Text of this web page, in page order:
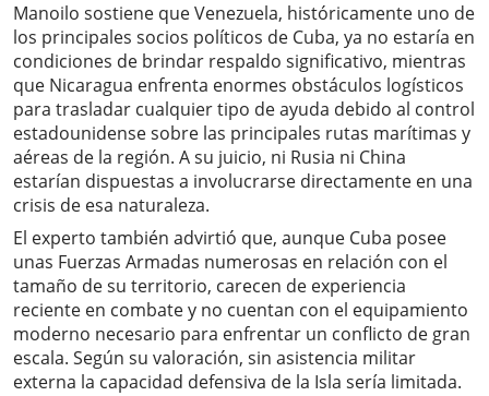
Manoilo sostiene que Venezuela, históricamente uno de
los principales socios políticos de Cuba, ya no estaría en
condiciones de brindar respaldo significativo, mientras
que Nicaragua enfrenta enormes obstáculos logísticos
para trasladar cualquier tipo de ayuda debido al control
estadounidense sobre las principales rutas marítimas y
aéreas de la región. A su juicio, ni Rusia ni China
estarían dispuestas a involucrarse directamente en una
crisis de esa naturaleza.
El experto también advirtió que, aunque Cuba posee
unas Fuerzas Armadas numerosas en relación con el
tamaño de su territorio, carecen de experiencia
reciente en combate y no cuentan con el equipamiento
moderno necesario para enfrentar un conflicto de gran
escala. Según su valoración, sin asistencia militar
externa la capacidad defensiva de la Isla sería limitada.